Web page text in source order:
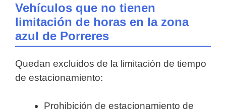
Vehículos que no tienen
limitación de horas en la zona
azul de Porreres
Quedan excluidos de la limitación de tiempo
de estacionamiento:
Prohibición de estacionamiento de